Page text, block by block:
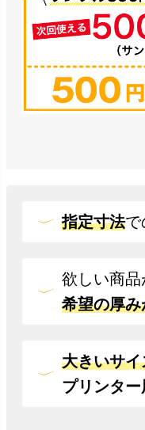
指定寸法で
欲しい商
希望の厚
大きいサイ
プリンター